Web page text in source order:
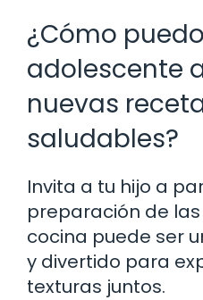
¿Cómo
adolescente
nuevas
saludables?
Invita a tu hijo a
preparación de las
cocina puede ser
y divertido para
texturas juntos.